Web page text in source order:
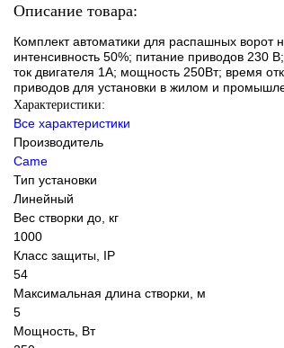
Описание товара:
Комплект автоматики для распашных ворот
интенсивность 50%; питание приводов
ток двигателя 1A; мощность 250Вт; время
приводов для установки в жилом и
Характеристики:
Все характеристики
Производитель
Came
Тип установки
Линейный
Вес створки до, кг
1000
Класс защиты, IP
54
Максимальная длина створки, м
5
Мощность, Вт